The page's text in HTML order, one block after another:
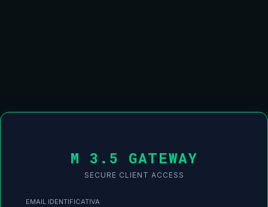
M 3.5 GATEWAY
SECURE CLIENT ACCESS
EMAIL IDENTIFICATIVA